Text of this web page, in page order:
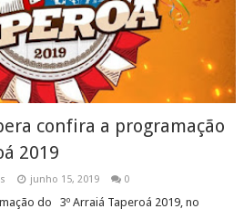
confira a programação
2019
junho 15, 2019 0
do 3º Arraiá Taperoá 2019, no